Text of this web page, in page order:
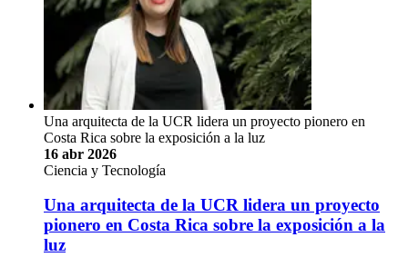
Una arquitecta de la UCR lidera un proyecto pionero en
Costa Rica sobre la exposición a la luz
16 abr 2026
Ciencia y Tecnología
Una arquitecta de la UCR lidera un proyecto
pionero en Costa Rica sobre la exposición a la
luz